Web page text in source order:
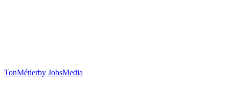
TonMétierby JobsMedia